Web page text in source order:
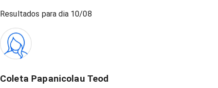
Resultados para dia 10/08
Coleta Papanicolau Teod